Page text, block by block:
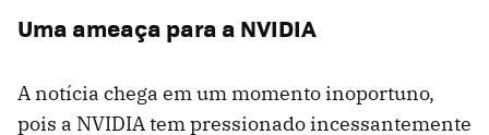
Uma ameaça para a NVIDIA
A notícia chega em um momento inoportuno,
pois a NVIDIA tem pressionado incessantemente